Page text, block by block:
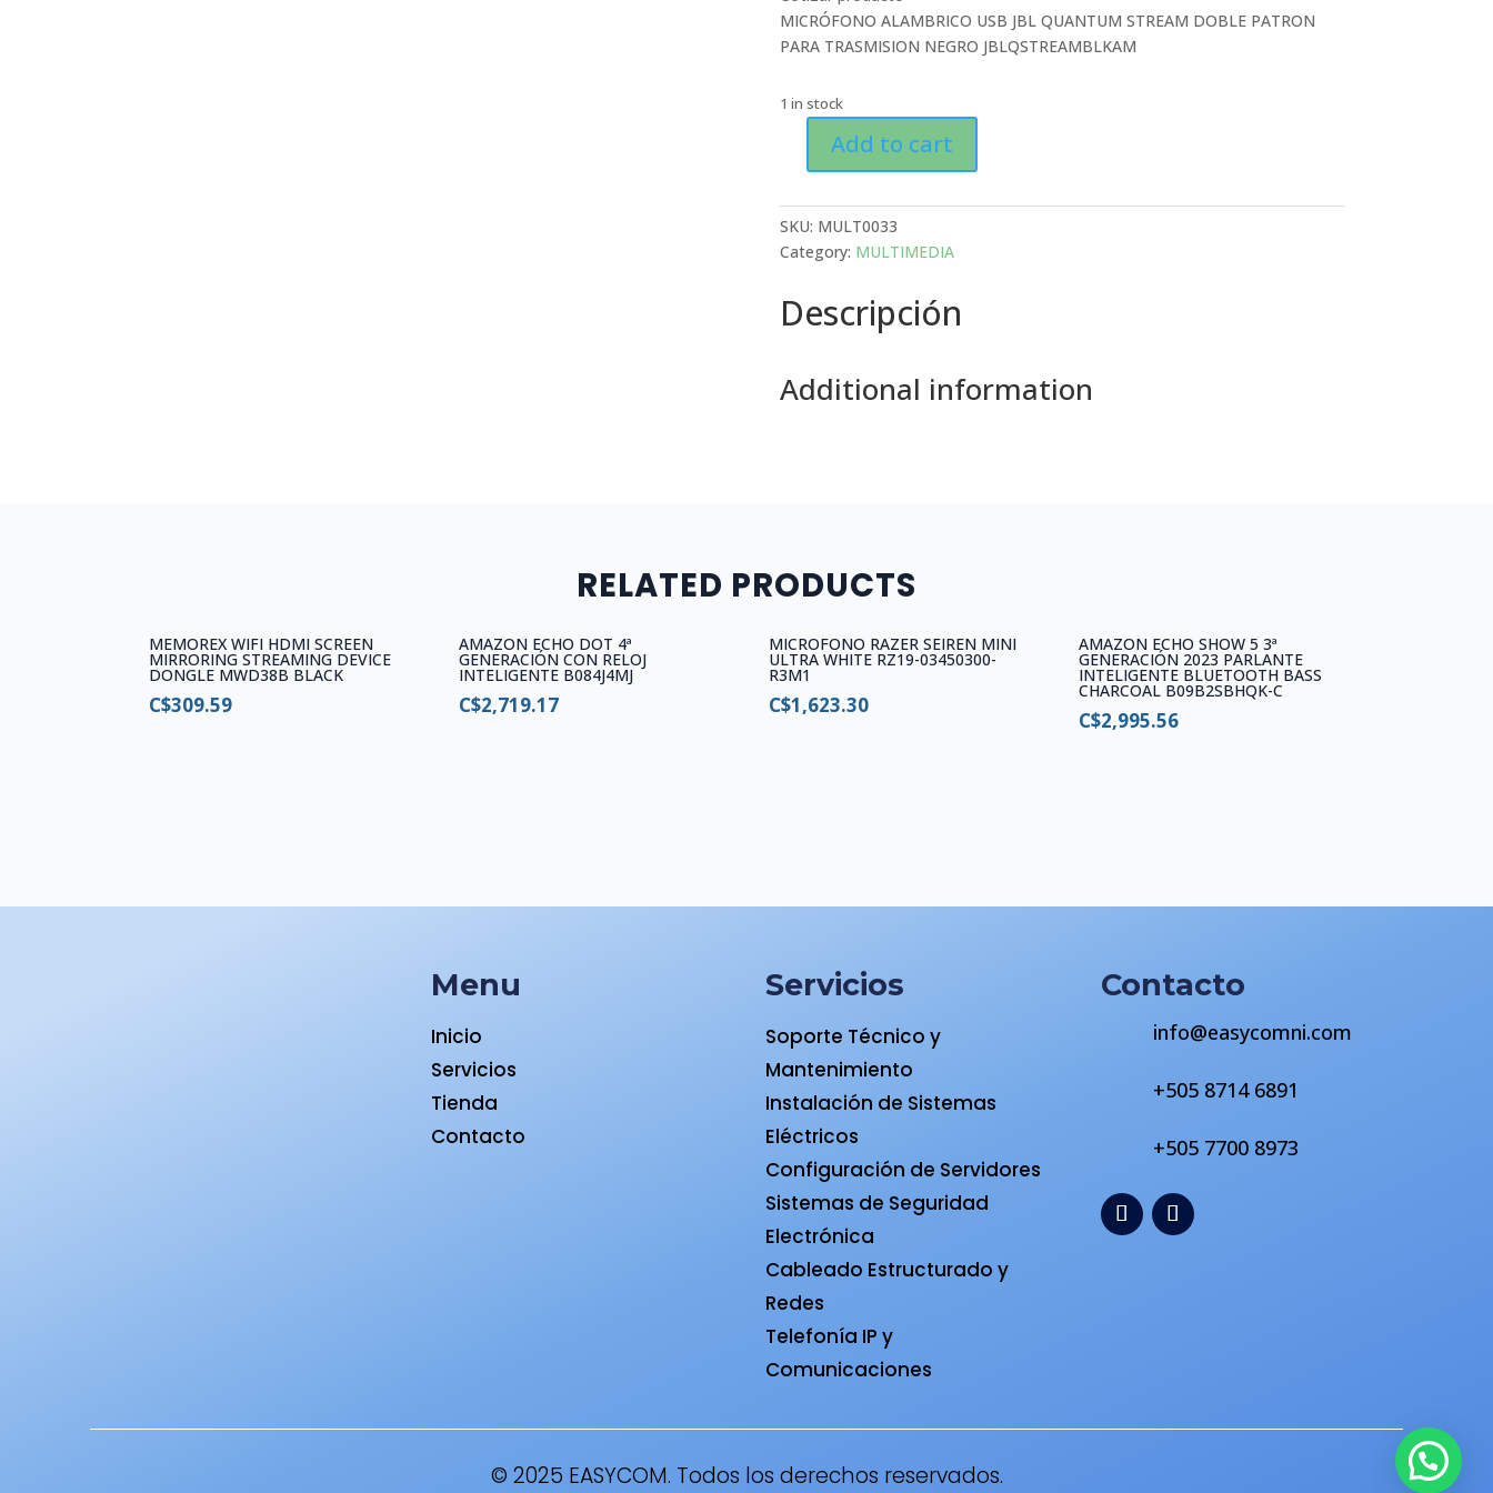
MICRÓFONO ALAMBRICO USB JBL QUANTUM STREAM DOBLE PATRON
PARA TRASMISION NEGRO JBLQSTREAMBLKAM
1 in stock
MICRÓFONO
USB
JBL
QUANTUM
DOBLE
TRASMISION
Add to cart
SKU: MULT0033
Category: MULTIMEDIA
Descripción
Additional information
RELATED PRODUCTS
MEMOREX WIFI HDMI SCREEN
MIRRORING STREAMING DEVICE
DONGLE MWD38B BLACK
C$309.59
AMAZON ECHO DOT 4ª
GENERACIÓN CON RELOJ
INTELIGENTE B084J4MJ
C$2,719.17
MICROFONO RAZER SEIREN MINI
ULTRA WHITE RZ19-03450300-
R3M1
C$1,623.30
AMAZON ECHO SHOW 5 3ª
GENERACIÓN 2023 PARLANTE
INTELIGENTE BLUETOOTH BASS
CHARCOAL B09B2SBHQK-C
C$2,995.56
Menu
Inicio
Servicios
Tienda
Contacto
Servicios
Soporte Técnico y
Mantenimiento
Instalación de Sistemas
Eléctricos
Configuración de Servidores
Sistemas de Seguridad
Electrónica
Cableado Estructurado y
Redes
Telefonía IP y
Comunicaciones
Contacto
info@easycomni.com
+505 8714 6891
+505 7700 8973
© 2025 EASYCOM. Todos los derechos reservados.